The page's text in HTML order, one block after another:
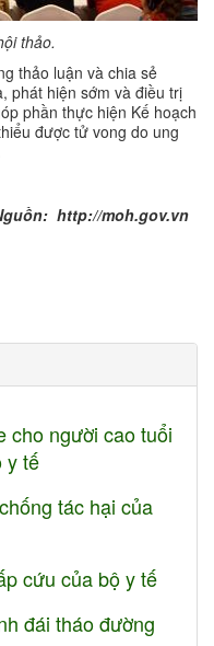
thảo.
thảo luận và chia sẻ
phát hiện sớm và điều trị
phần thực hiện Kế hoạch
được tử vong do ung
http://moh.gov.vn
cho người cao tuổi
y tế
tác hại của
cứu của bộ y tế
đái tháo đường